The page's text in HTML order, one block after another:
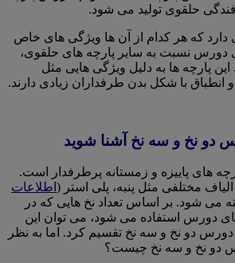
حلقوی تولید می شود.
دارد که هر کدام از آن ها ویژگی های خاص
دورس نسبت به سایر پارچه های حلقوی،
پارچه ها به دلیل ویژگی هایی مثل
انطباق با شکل بدن طرفداران زیادی دارند.
دو نخ و سه نخ آشنا شوید
های پاییزه و زمستانه پرطرفدار است.
الیاف مختلفی مثل پنبه، پلی استر ( اطلاعات
می شود. بر اساس تعداد نخ هایی که در
های دورس استفاده می شود، می توان این
دورس دو نخ و سه نخ تقسیم کرد. اما به نظر
دو نخ و سه نخ چیست؟